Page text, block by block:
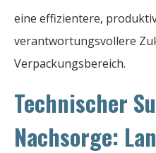
eine effizientere,
verantwortungsvollere
Verpackungsbereich.
Technischer
Nachsorge: